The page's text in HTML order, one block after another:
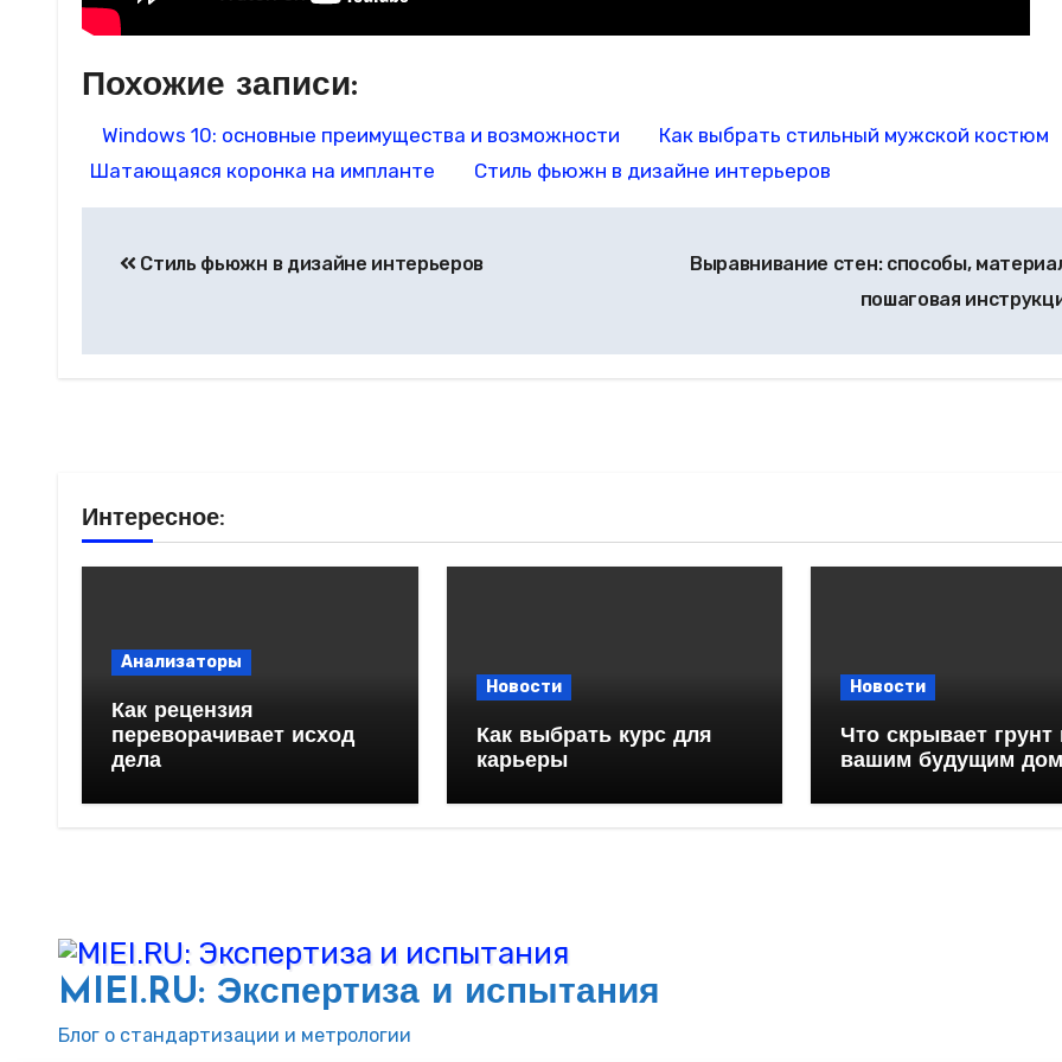
Похожие записи:
Windows 10: основные преимущества и возможности
Как выбрать стильный мужской костюм
Шатающаяся коронка на импланте
Стиль фьюжн в дизайне интерьеров
по Стиль фьюжн в дизайне интерьеров
Выравнивание стен: способы,
пошаговая
Интересное:
Анализаторы
Как рецензия
переворачивает исход
дела
Новости
Как выбрать курс для
карьеры
Новости
Что скрывает грунт
вашим будущим
MIEI.RU: Экспертиза и испытания
Блог о стандартизации и метрологии